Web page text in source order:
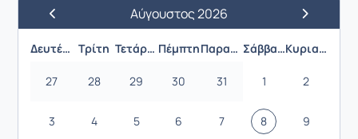
Προηγούμενος ΜήναςΑύγουστος 2026
Επόμενος
Δευτέρα Τρίτη Τετάρτη Πέμπτη Παρασκευή Σάββατο Κυριακή
27 28 29 30 31 1 2
3 4 5 6 7 8 9